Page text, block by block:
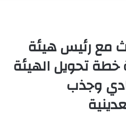
مع رئيس هيئة
خطة تحويل الهيئة
وجذب